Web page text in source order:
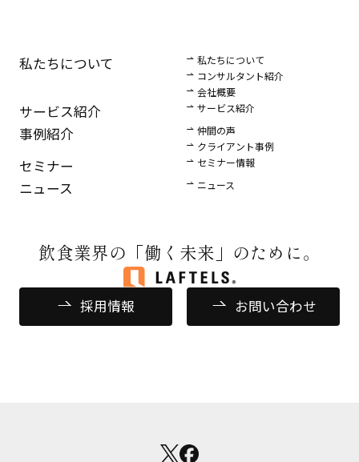
飲食業界の 「働く未来」のために。
私たちについて
私たちについて
コンサルタント紹介
会社概要
サービス紹介 サービス紹介
事例紹介
仲間の声
クライアント事例
セミナー セミナー情報
ニュース ニュース
採用情報 お問い合わせ